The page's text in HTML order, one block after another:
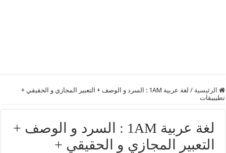
الرئيسية /
لغة عربية 1AM : السرد و الوصف + التعبير المجازي و الحقيقي +
تطيبيقات
لغة عربية 1AM : السرد و الوصف +
التعبير المجازي و الحقيقي +